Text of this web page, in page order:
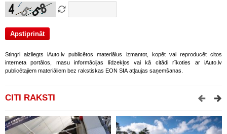
Stingri aizliegts iAuto.lv publicētos materiālus izmantot, kopēt vai reproducēt citos
interneta portālos, masu informācijas līdzekļos vai kā citādi rīkoties ar iAuto.lv
publicētajiem materiāliem bez rakstiskas EON SIA atļaujas saņemšanas.
CITI RAKSTI